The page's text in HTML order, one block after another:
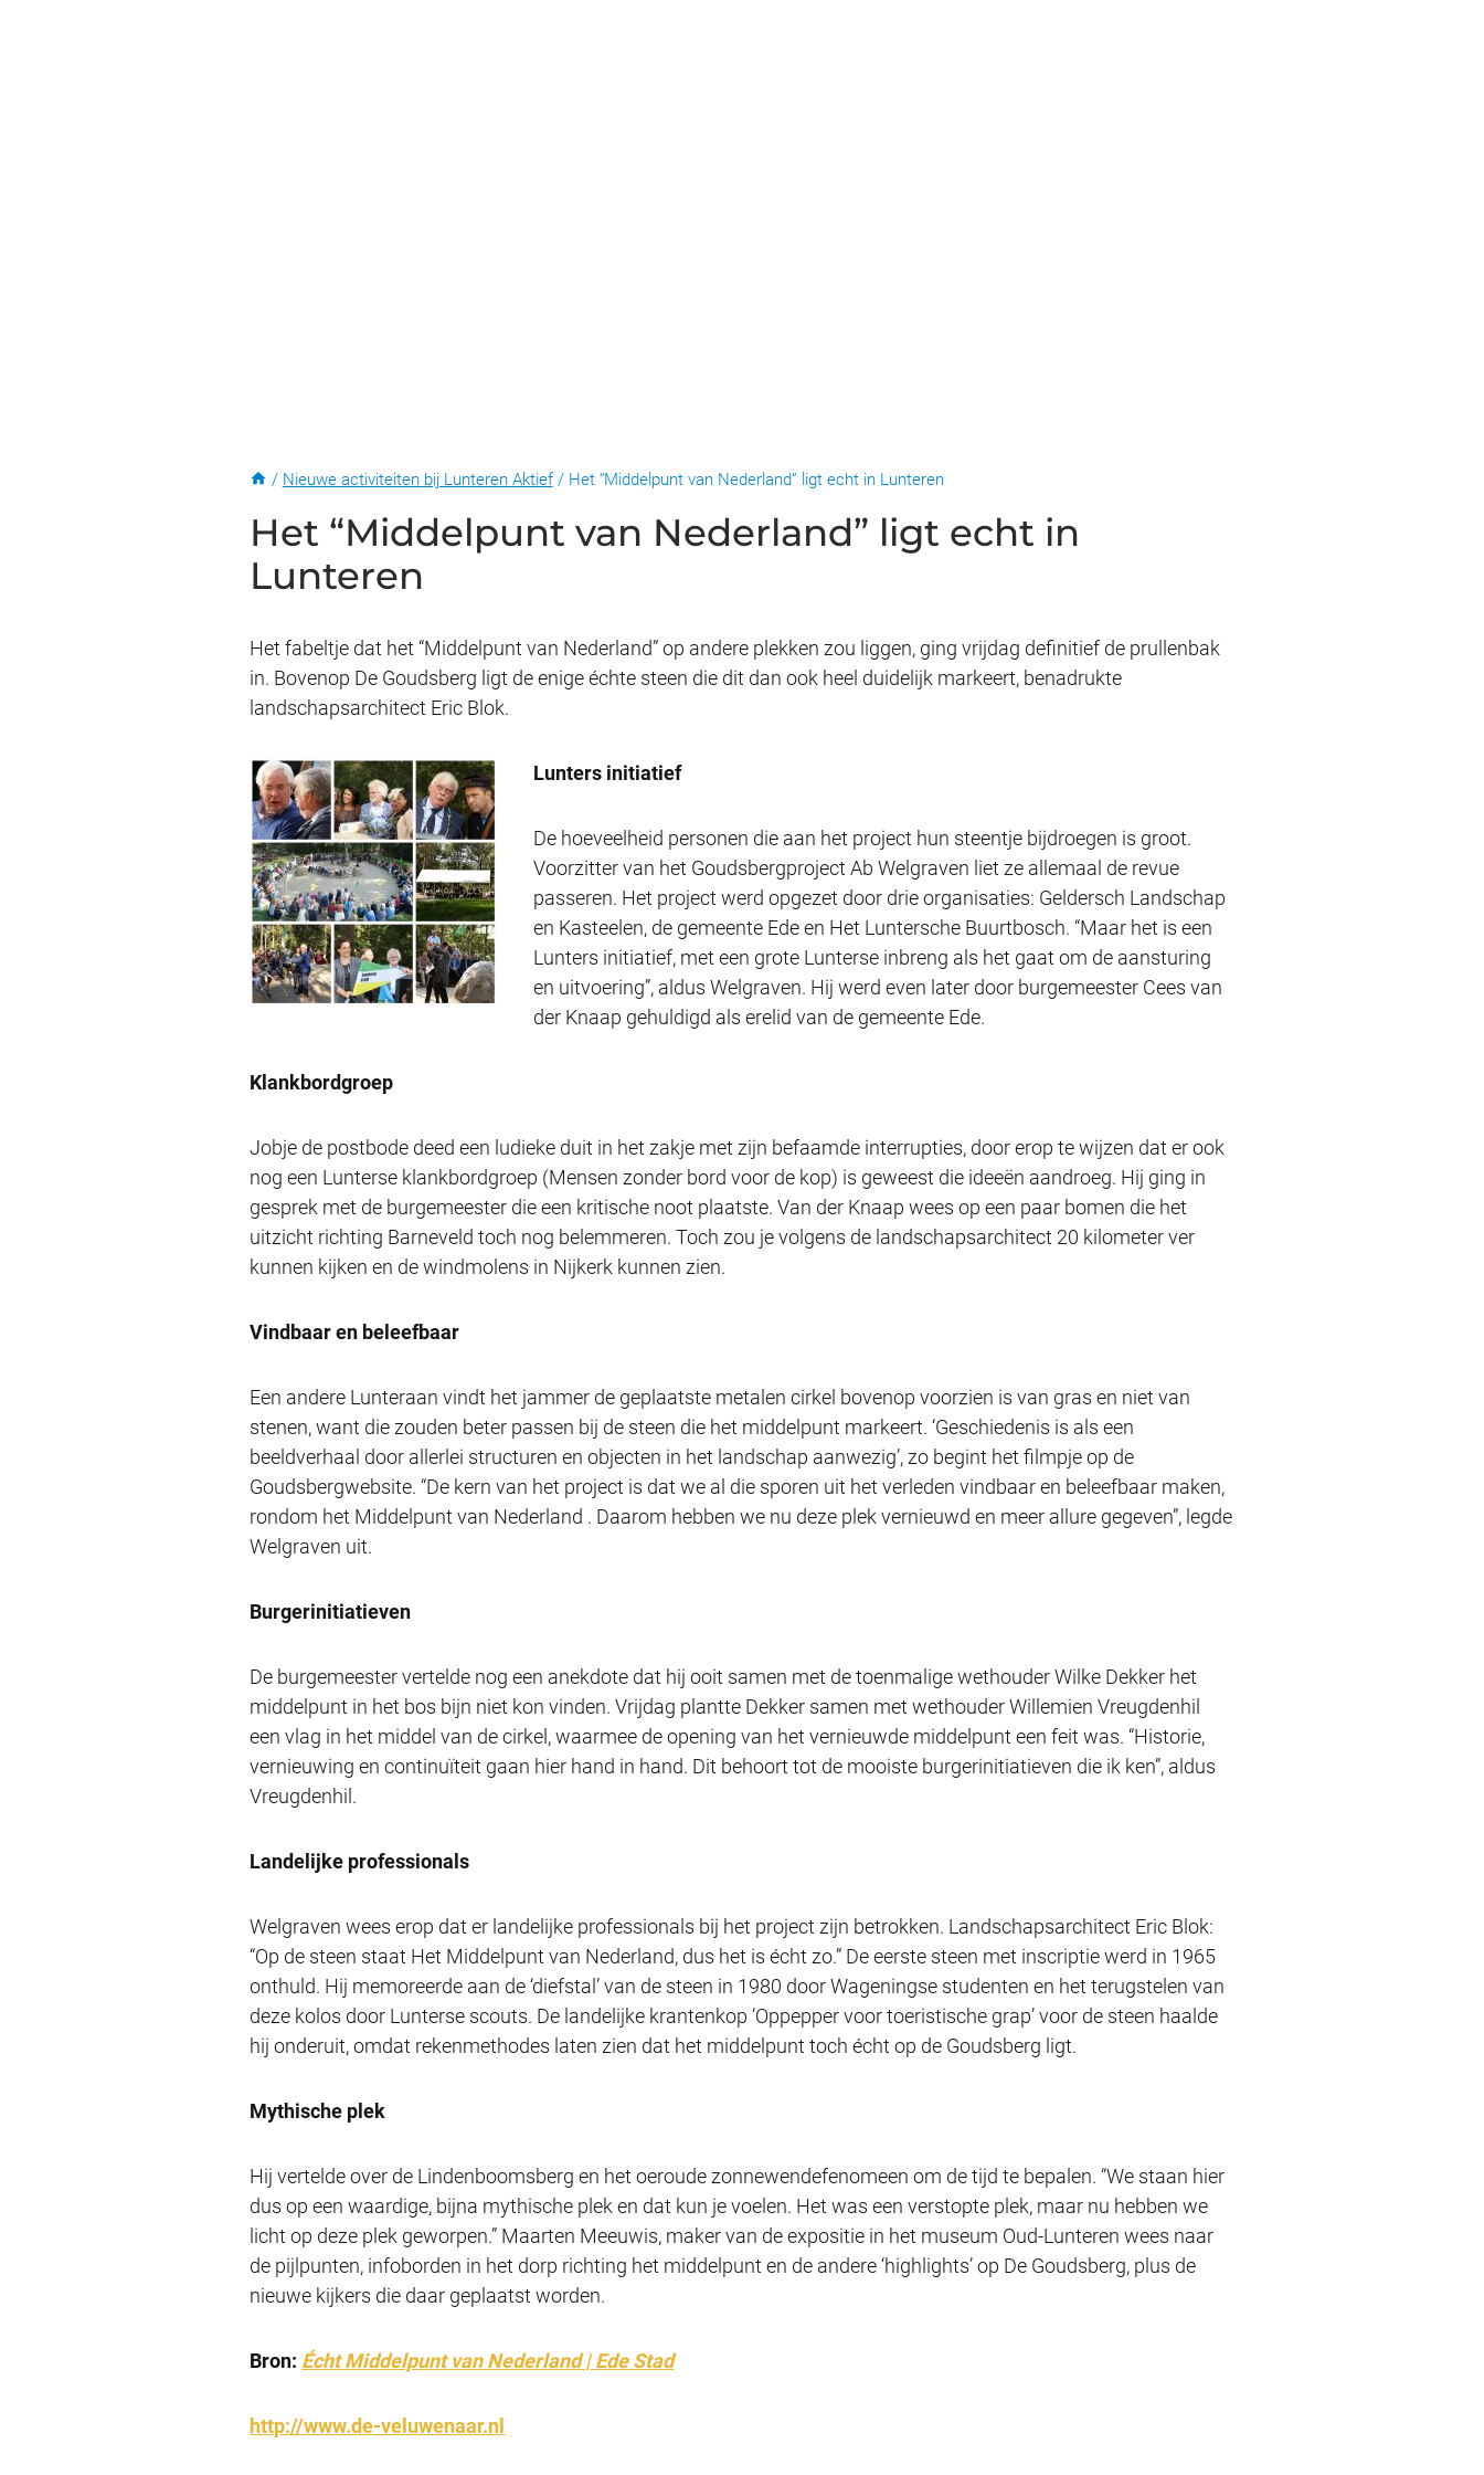
/ Nieuwe activiteiten bij Lunteren Aktief / Het “Middelpunt van Nederland” ligt echt in Lunteren
Het “Middelpunt van Nederland” ligt echt in
Lunteren
Het fabeltje dat het “Middelpunt van Nederland” op andere plekken zou liggen, ging vrijdag definitief de prullenbak
in. Bovenop De Goudsberg ligt de enige échte steen die dit dan ook heel duidelijk markeert, benadrukte
landschapsarchitect Eric Blok.
Lunters initiatief
De hoeveelheid personen die aan het project hun steentje bijdroegen is groot.
Voorzitter van het Goudsbergproject Ab Welgraven liet ze allemaal de revue
passeren. Het project werd opgezet door drie organisaties: Geldersch Landschap
en Kasteelen, de gemeente Ede en Het Luntersche Buurtbosch. “Maar het is een
Lunters initiatief, met een grote Lunterse inbreng als het gaat om de aansturing
en uitvoering”, aldus Welgraven. Hij werd even later door burgemeester Cees van
der Knaap gehuldigd als erelid van de gemeente Ede.
Klankbordgroep
Jobje de postbode deed een ludieke duit in het zakje met zijn befaamde interrupties, door erop te wijzen dat er ook
nog een Lunterse klankbordgroep (Mensen zonder bord voor de kop) is geweest die ideeën aandroeg. Hij ging in
gesprek met de burgemeester die een kritische noot plaatste. Van der Knaap wees op een paar bomen die het
uitzicht richting Barneveld toch nog belemmeren. Toch zou je volgens de landschapsarchitect 20 kilometer ver
kunnen kijken en de windmolens in Nijkerk kunnen zien.
Vindbaar en beleefbaar
Een andere Lunteraan vindt het jammer de geplaatste metalen cirkel bovenop voorzien is van gras en niet van
stenen, want die zouden beter passen bij de steen die het middelpunt markeert. ‘Geschiedenis is als een
beeldverhaal door allerlei structuren en objecten in het landschap aanwezig’, zo begint het filmpje op de
Goudsbergwebsite. “De kern van het project is dat we al die sporen uit het verleden vindbaar en beleefbaar maken,
rondom het Middelpunt van Nederland . Daarom hebben we nu deze plek vernieuwd en meer allure gegeven”, legde
Welgraven uit.
Burgerinitiatieven
De burgemeester vertelde nog een anekdote dat hij ooit samen met de toenmalige wethouder Wilke Dekker het
middelpunt in het bos bijn niet kon vinden. Vrijdag plantte Dekker samen met wethouder Willemien Vreugdenhil
een vlag in het middel van de cirkel, waarmee de opening van het vernieuwde middelpunt een feit was. “Historie,
vernieuwing en continuïteit gaan hier hand in hand. Dit behoort tot de mooiste burgerinitiatieven die ik ken”, aldus
Vreugdenhil.
Landelijke professionals
Welgraven wees erop dat er landelijke professionals bij het project zijn betrokken. Landschapsarchitect Eric Blok:
“Op de steen staat Het Middelpunt van Nederland, dus het is écht zo.” De eerste steen met inscriptie werd in 1965
onthuld. Hij memoreerde aan de ‘diefstal’ van de steen in 1980 door Wageningse studenten en het terugstelen van
deze kolos door Lunterse scouts. De landelijke krantenkop ‘Oppepper voor toeristische grap’ voor de steen haalde
hij onderuit, omdat rekenmethodes laten zien dat het middelpunt toch écht op de Goudsberg ligt.
Mythische plek
Hij vertelde over de Lindenboomsberg en het oeroude zonnewendefenomeen om de tijd te bepalen. “We staan hier
dus op een waardige, bijna mythische plek en dat kun je voelen. Het was een verstopte plek, maar nu hebben we
licht op deze plek geworpen.” Maarten Meeuwis, maker van de expositie in het museum Oud-Lunteren wees naar
de pijlpunten, infoborden in het dorp richting het middelpunt en de andere ‘highlights’ op De Goudsberg, plus de
nieuwe kijkers die daar geplaatst worden.
Bron: Écht Middelpunt van Nederland | Ede Stad
http://www.de-veluwenaar.nl